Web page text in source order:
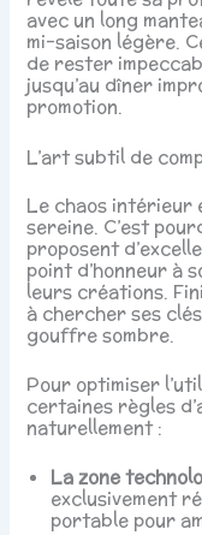
avec un long
mi-saison légère.
de rester
jusqu’au dîner
promotion.
L’art subtil de
Le chaos intérieur
sereine. C’est
proposent
point d’honneur à
leurs créations.
à chercher ses
gouffre sombre.
Pour optimiser
certaines règles
naturellement :
La zone
exclusivement
portable pour